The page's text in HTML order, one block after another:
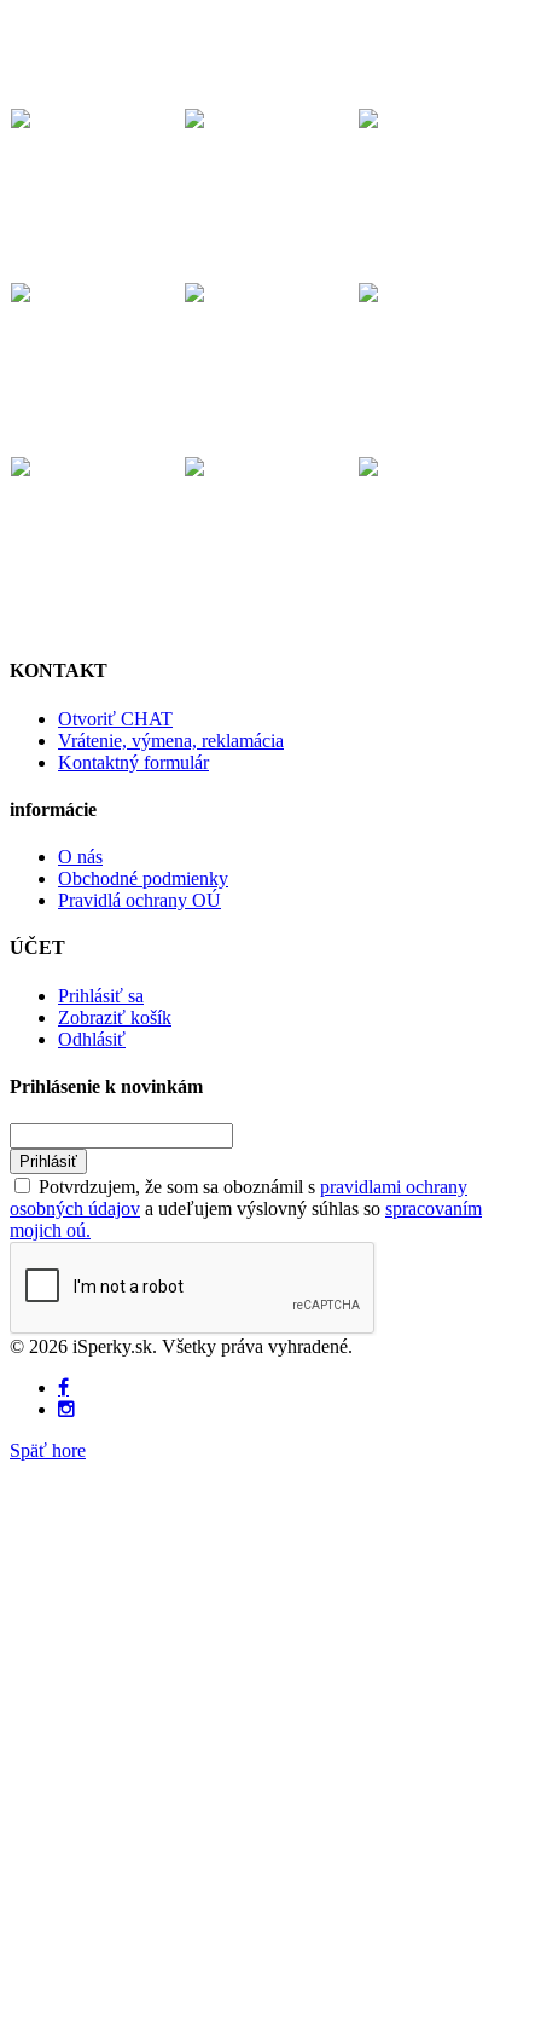
KONTAKT
Otvoriť CHAT
Vrátenie, výmena, reklamácia
Kontaktný formulár
informácie
O nás
Obchodné podmienky
Pravidlá ochrany OÚ
ÚČET
Prihlásiť sa
Zobraziť košík
Odhlásiť
Prihlásenie k novinkám
Prihlásiť
Potvrdzujem, že som sa oboznámil s pravidlami ochrany
osobných údajov a udeľujem výslovný súhlas so spracovaním
mojich oú.
© 2026 iSperky.sk. Všetky práva vyhradené.
Späť hore